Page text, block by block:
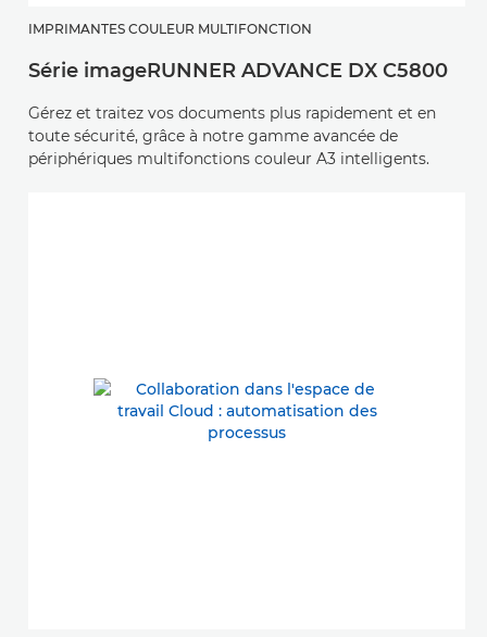
IMPRIMANTES COULEUR MULTIFONCTION
Série imageRUNNER ADVANCE DX C5800
Gérez et traitez vos documents plus rapidement et en
toute sécurité, grâce à notre gamme avancée de
périphériques multifonctions couleur A3 intelligents.